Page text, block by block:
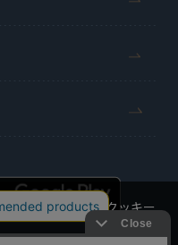
性向上のためにクッキー